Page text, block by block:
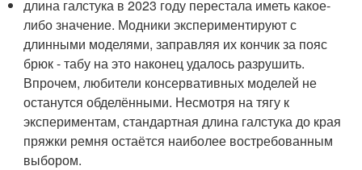
длина галстука в 2023 году перестала иметь какое-
либо значение. Модники экспериментируют с
длинными моделями, заправляя их кончик за пояс
брюк - табу на это наконец удалось разрушить.
Впрочем, любители консервативных моделей не
останутся обделёнными. Несмотря на тягу к
экспериментам, стандартная длина галстука до края
пряжки ремня остаётся наиболее востребованным
выбором.